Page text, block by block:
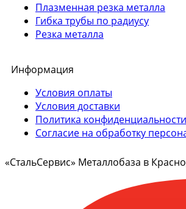
Плазменная резка металла
Гибка трубы по радиусу
Резка металла
Информация
Условия оплаты
Условия доставки
Политика конфиденциальности
Согласие на обработку
«СтальСервис» Металлобаза в